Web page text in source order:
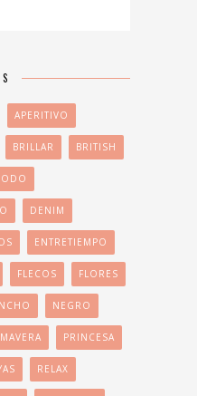
APERITIVO
BRILLAR BRITISH
DENIM
ENTRETIEMPO
FLECOS FLORES
NEGRO
PRINCESA
RELAX